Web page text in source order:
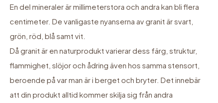
En del mineraler är millimeterstora och andra kan bli flera
centimeter. De vanligaste nyanserna av granit är svart,
grön, röd, blå samt vit.
Då granit är en naturprodukt varierar dess färg, struktur,
flammighet, slöjor och ådring även hos samma stensort,
beroende på var man är i berget och bryter. Det innebär
att din produkt alltid kommer skilja sig från andra